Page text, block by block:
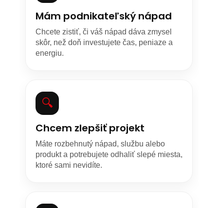
Mám podnikateľský nápad
Chcete zistiť, či váš nápad dáva zmysel
skôr, než doň investujete čas, peniaze a
energiu.
🔍
Chcem zlepšiť projekt
Máte rozbehnutý nápad, službu alebo
produkt a potrebujete odhaliť slepé miesta,
ktoré sami nevidíte.